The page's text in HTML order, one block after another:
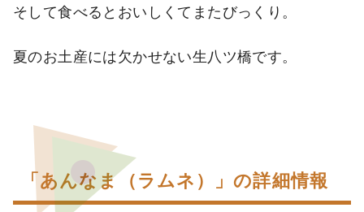
そして食べるとおいしくてまたびっくり。
夏のお土産には欠かせない生八ツ橋です。
「あんなま（ラムネ）」の詳細情報